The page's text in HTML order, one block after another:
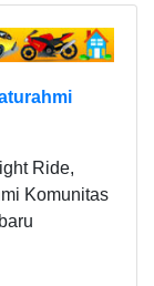
Ride,
Komunitas